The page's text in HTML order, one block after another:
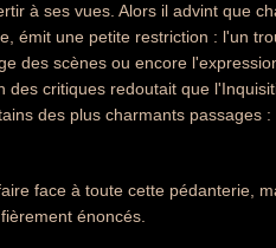
à ses vues. Alors il advint que
émit une petite restriction : l'un
des scènes ou encore
critiques redoutait que
des plus charmants passages :
face à toute cette pédanterie,
énoncés.